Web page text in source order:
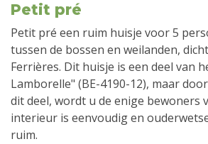
Petit pré
Petit pré een ruim huisje voor 5
tussen de bossen en weilanden,
Ferrières. Dit huisje is een deel van
Lamborelle" (BE-4190-12), maar
dit deel, wordt u de enige bewoners
interieur is eenvoudig en
ruim.